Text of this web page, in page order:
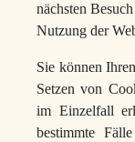
nächsten
Nutzung der
Sie können
Setzen von
im Einzelfall
bestimmte